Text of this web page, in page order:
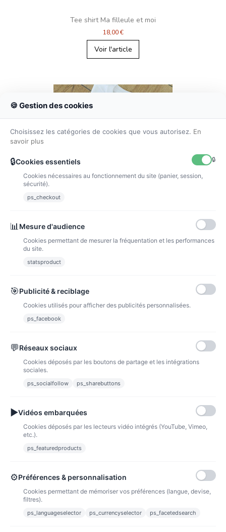
Tee shirt Ma filleule et moi
18,00 €
Voir l'article
tee shirt Ma marraine et moi
16,00 €
INFORMATION
🍪 Gestion des cookies
Choisissez les catégories de cookies que vous autorisez. En
savoir plus
🔒Cookies essentiels 🔒
Cookies nécessaires au fonctionnement du site (panier, session,
sécurité).
ps_checkout
📊 Mesure d'audience
Cookies permettant de mesurer la fréquentation et les performances
du site.
statsproduct
🎯Publicité & reciblage
Cookies utilisés pour afficher des publicités personnalisées.
ps_facebook
💬Réseaux sociaux
Cookies déposés par les boutons de partage et les intégrations
sociales.
ps_socialfollow ps_sharebuttons
▶Vidéos embarquées
Cookies déposés par les lecteurs vidéo intégrés (YouTube, Vimeo,
etc.).
ps_featuredproducts
⚙Préférences & personnalisation
Cookies permettant de mémoriser vos préférences (langue, devise,
filtres).
ps_languageselector ps_currencyselector ps_facetedsearch